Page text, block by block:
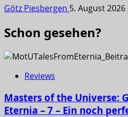
Götz Piesbergen 5. August 2026
Schon gesehen?
Reviews
Masters of the Universe:
Eternia – 7 – Ein noch